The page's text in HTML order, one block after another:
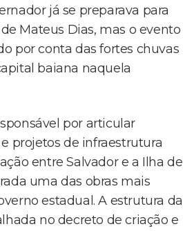
já se preparava para
Mateus Dias, mas o evento
por conta das fortes chuvas
baiana naquela
por articular
projetos de infraestrutura
entre Salvador e a Ilha de
uma das obras mais
estadual. A estrutura da
no decreto de criação e